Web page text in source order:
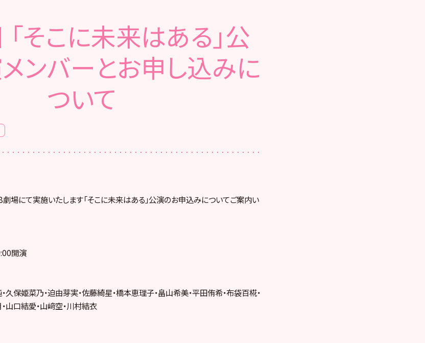
そこに未来はある」公
ンバーとお申し込みに
ついて
にて実施いたします「そこに未来はある」公演のお申込みについてご案内い
開演
久保姫菜乃・迫由芽実・佐藤綺星・橋本恵理子・畠山希美・平田侑希・布袋百椛・
山口結愛・山﨑空・川村結衣